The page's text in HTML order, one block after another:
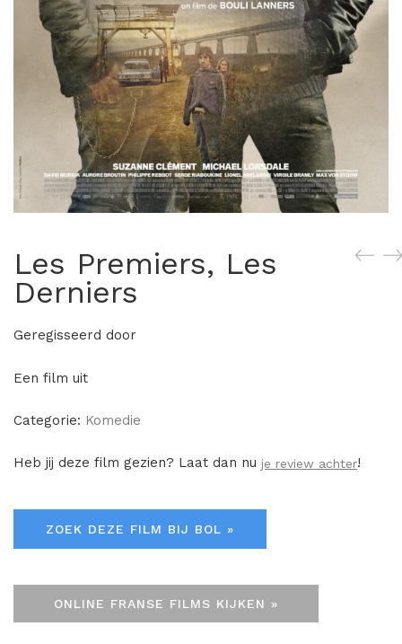
Les Premiers, Les
Derniers
Geregisseerd door
Een film uit
Categorie: Komedie
Heb jij deze film gezien? Laat dan nu je review achter!
ZOEK DEZE FILM BIJ BOL »
ONLINE FRANSE FILMS KIJKEN »